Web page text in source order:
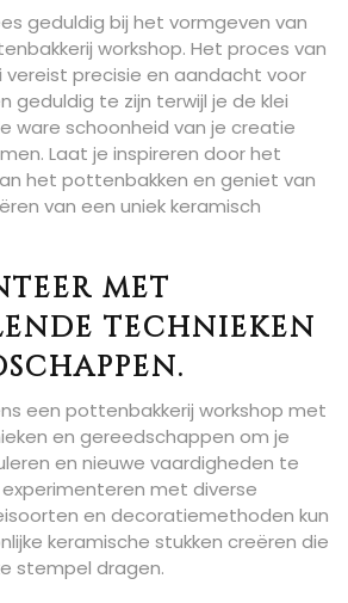
geduldig bij het vormgeven van
workshop. Het proces van
vereist precisie en aandacht voor
geduldig te zijn terwijl je de klei
ware schoonheid van je creatie
Laat je inspireren door het
het pottenbakken en geniet van
van een uniek keramisch
met
technieken
een pottenbakkerij workshop met
en gereedschappen om je
en nieuwe vaardigheden te
met diverse
en decoratiemethoden kun
keramische stukken creëren die
stempel dragen.